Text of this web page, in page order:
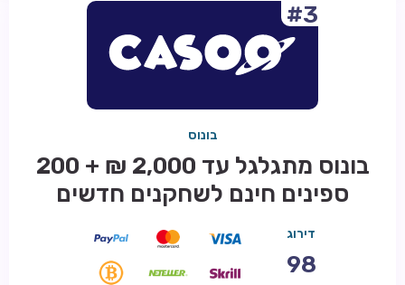
#3
בונוס
בונוס מתגלגל עד 2,000 ₪ + 200
ספינים חינם לשחקנים חדשים
דירוג
98